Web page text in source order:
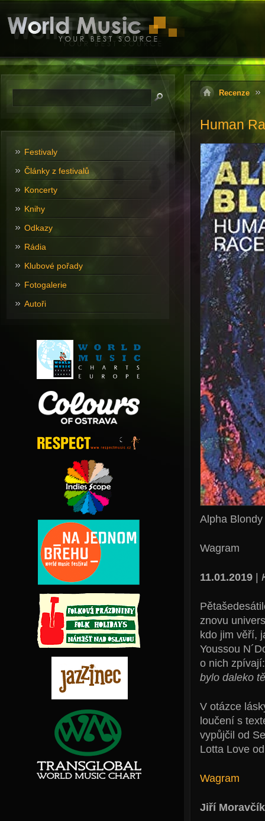
Recenze
Human
Alpha Blondy
Wagram
11.01.2019|
znovu
kdo jim věří,
Youssou
o nich
bylo daleko
V otázce
loučení s
vypůjčil od
Lotta Love
Wagram
Jiří Moravčík
Festivaly
Články z festivalů
Koncerty
Knihy
Odkazy
Rádia
Klubové pořady
Fotogalerie
Autoři